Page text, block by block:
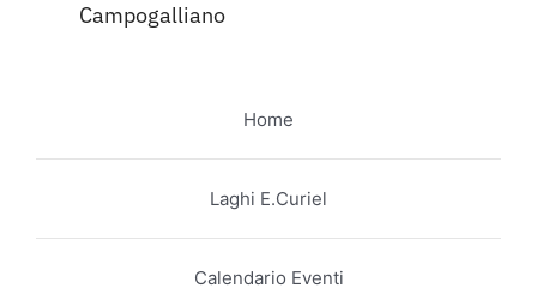
Campogalliano
Home
Laghi E.Curiel
Calendario Eventi